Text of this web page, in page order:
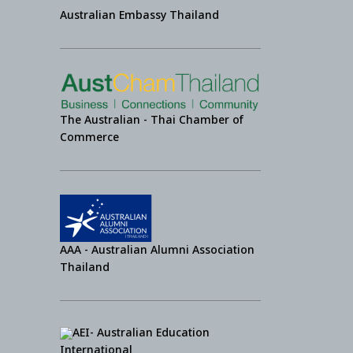
Australian Embassy Thailand
The Australian - Thai Chamber of
Commerce
AAA - Australian Alumni Association
Thailand
AEI- Australian Education